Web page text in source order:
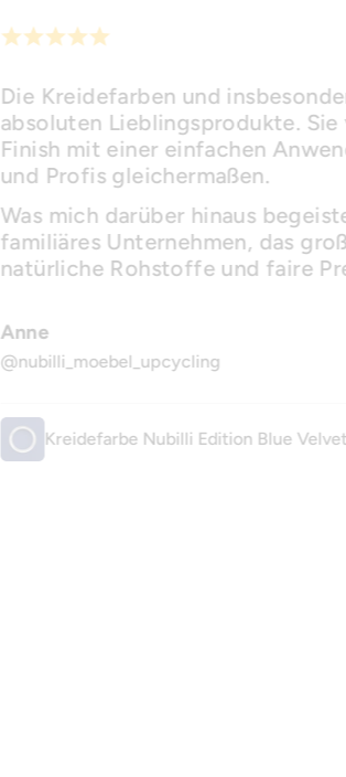
Die Kreidefarben und
absoluten Lieblingsprodukte.
Finish mit einer einfachen
und Profis gleichermaßen.
Was mich darüber hinaus
familiäres Unternehmen, das
natürliche Rohstoffe und faire
Anne
@nubilli_moebel_upcycling
Kreidefarbe Nubilli Edition Blue